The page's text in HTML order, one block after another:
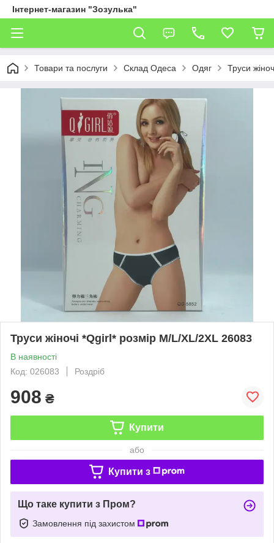
Інтернет-магазин "Зозулька"
Товари та послуги Склад Одеса Одяг Труси
Труси жіночі *Qgirl* розмір M/L/XL/2XL 26083
В наявності
Код: 026083
Роздріб
908 ₴
Купити
або
Купити з
Що таке купити з Пром?
Замовлення під захистом